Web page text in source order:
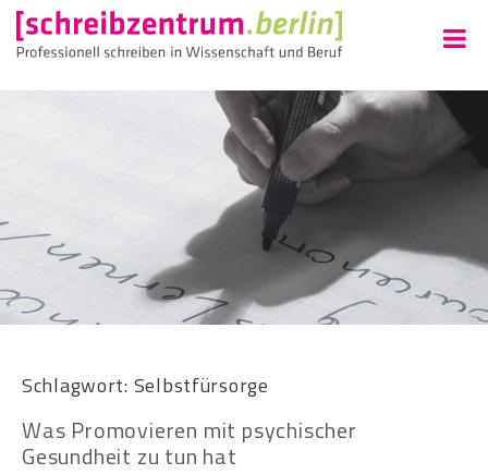
Schlagwort: Selbstfürsorge
Was Promovieren mit psychischer
Gesundheit zu tun hat